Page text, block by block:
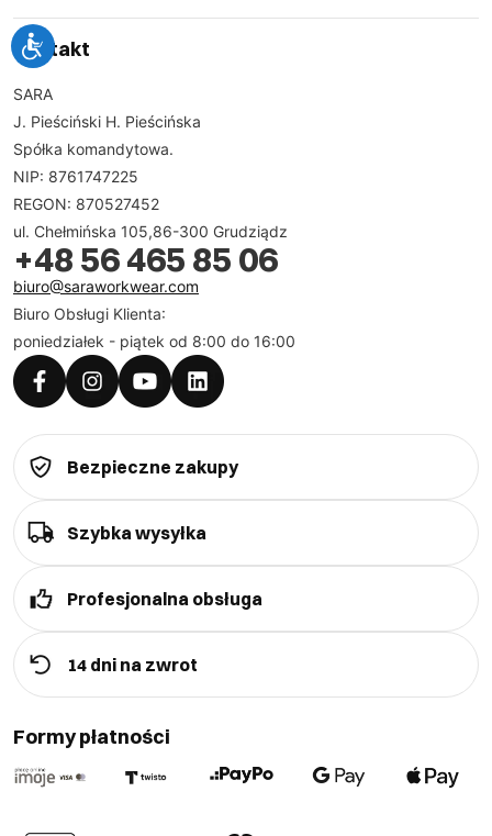
Kontakt
SARA
J. Pieściński H. Pieścińska
Spółka komandytowa.
NIP: 8761747225
REGON: 870527452
ul. Chełmińska 105,86-300 Grudziądz
+48 56 465 85 06
biuro@saraworkwear.com
Biuro Obsługi Klienta:
poniedziałek - piątek od 8:00 do 16:00
Bezpieczne zakupy
Szybka wysyłka
Profesjonalna obsługa
14 dni na zwrot
Formy płatności